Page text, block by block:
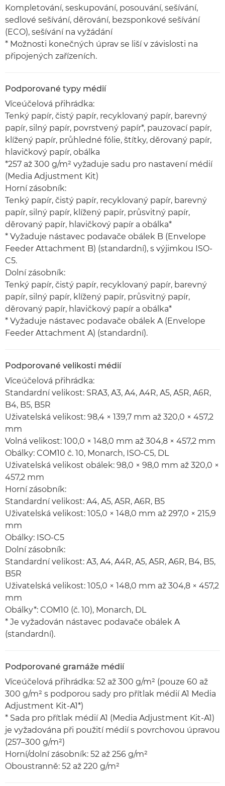
Kompletování, seskupování, posouvání, sešívání,
sedlové sešívání, děrování, bezsponkové sešívání
(ECO), sešívání na vyžádání
* Možnosti konečných úprav se liší v závislosti na
připojených zařízeních.
Podporované typy médií
Víceúčelová přihrádka:
Tenký papír, čistý papír, recyklovaný papír, barevný
papír, silný papír, povrstvený papír*, pauzovací papír,
klížený papír, průhledné fólie, štítky, děrovaný papír,
hlavičkový papír, obálka
*257 až 300 g/m² vyžaduje sadu pro nastavení médií
(Media Adjustment Kit)
Horní zásobník:
Tenký papír, čistý papír, recyklovaný papír, barevný
papír, silný papír, klížený papír, průsvitný papír,
děrovaný papír, hlavičkový papír a obálka*
* Vyžaduje nástavec podavače obálek B (Envelope
Feeder Attachment B) (standardní), s výjimkou ISO-
C5.
Dolní zásobník:
Tenký papír, čistý papír, recyklovaný papír, barevný
papír, silný papír, klížený papír, průsvitný papír,
děrovaný papír, hlavičkový papír a obálka*
* Vyžaduje nástavec podavače obálek A (Envelope
Feeder Attachment A) (standardní).
Podporované velikosti médií
Víceúčelová přihrádka:
Standardní velikost: SRA3, A3, A4, A4R, A5, A5R, A6R,
B4, B5, B5R
Uživatelská velikost: 98,4 × 139,7 mm až 320,0 × 457,2
mm
Volná velikost: 100,0 × 148,0 mm až 304,8 × 457,2 mm
Obálky: COM10 č. 10, Monarch, ISO-C5, DL
Uživatelská velikost obálek: 98,0 × 98,0 mm až 320,0 ×
457,2 mm
Horní zásobník:
Standardní velikost: A4, A5, A5R, A6R, B5
Uživatelská velikost: 105,0 × 148,0 mm až 297,0 × 215,9
mm
Obálky: ISO-C5
Dolní zásobník:
Standardní velikost: A3, A4, A4R, A5, A5R, A6R, B4, B5,
B5R
Uživatelská velikost: 105,0 × 148,0 mm až 304,8 × 457,2
mm
Obálky*: COM10 (č. 10), Monarch, DL
* Je vyžadován nástavec podavače obálek A
(standardní).
Podporované gramáže médií
Víceúčelová přihrádka: 52 až 300 g/m² (pouze 60 až
300 g/m² s podporou sady pro přítlak médií A1 Media
Adjustment Kit-A1*)
* Sada pro přítlak médií A1 (Media Adjustment Kit-A1)
je vyžadována při použití médií s povrchovou úpravou
(257–300 g/m²)
Horní/dolní zásobník: 52 až 256 g/m²
Oboustranně: 52 až 220 g/m²